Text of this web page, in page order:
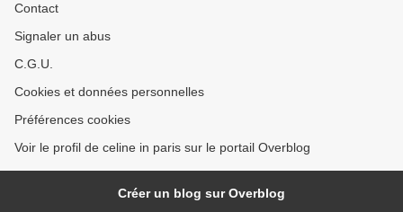
Contact
Signaler un abus
C.G.U.
Cookies et données personnelles
Préférences cookies
Voir le profil de celine in paris sur le portail Overblog
Créer un blog sur Overblog